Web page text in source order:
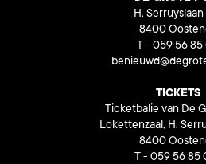
H. Serruyslaan
8400
T - 059 56 85
TICKETS
Ticketbalie van De
Lokettenzaal, H.
8400
T - 059 56 85